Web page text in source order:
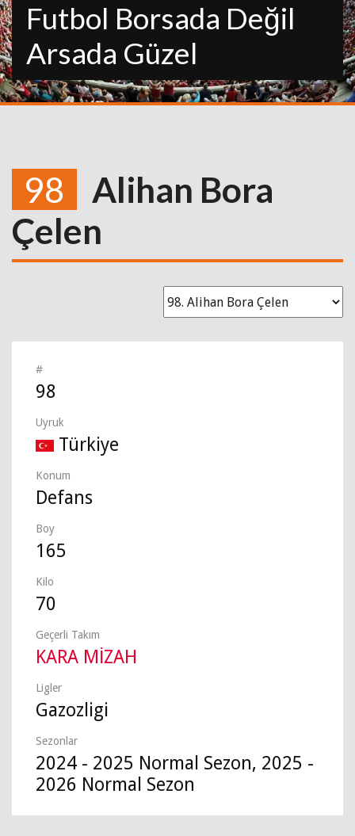
Futbol Borsada Değil
Arsada Güzel
98
Alihan Bora
Çelen
#
98
Uyruk
Türkiye
Konum
Defans
Boy
165
Kilo
70
Geçerli Takım
KARA MİZAH
Ligler
Gazozligi
Sezonlar
2024 - 2025 Normal Sezon, 2025 -
2026 Normal Sezon